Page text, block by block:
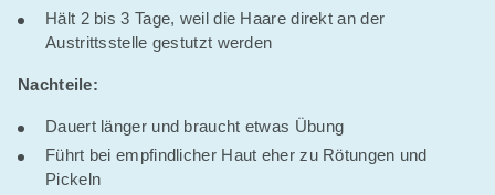
Hält 2 bis 3 Tage, weil die Haare direkt an der
Austrittsstelle gestutzt werden
Nachteile:
Dauert länger und braucht etwas Übung
Führt bei empfindlicher Haut eher zu Rötungen und
Pickeln